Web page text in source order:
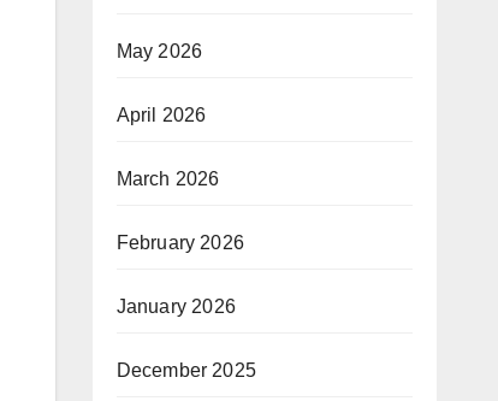
May 2026
April 2026
March 2026
February 2026
January 2026
December 2025